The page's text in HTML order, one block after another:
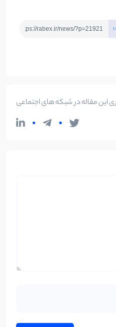
:
این مقاله در شبکه های اجتماعی